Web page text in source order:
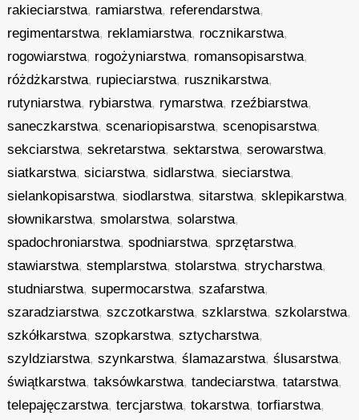
rakieciarstwa, ramiarstwa, referendarstwa,
regimentarstwa, reklamiarstwa, rocznikarstwa,
rogowiarstwa, rogożyniarstwa, romansopisarstwa,
różdżkarstwa, rupieciarstwa, rusznikarstwa,
rutyniarstwa, rybiarstwa, rymarstwa, rzeźbiarstwa,
saneczkarstwa,scenariopisarstwa,scenopisarstwa,
sekciarstwa,sekretarstwa,sektarstwa,serowarstwa,
siatkarstwa,siciarstwa,sidlarstwa,sieciarstwa,
sielankopisarstwa,siodlarstwa,sitarstwa,sklepikarstwa,
słownikarstwa,smolarstwa,solarstwa,
spadochroniarstwa,spodniarstwa,sprzętarstwa,
stawiarstwa,stemplarstwa,stolarstwa,strycharstwa,
studniarstwa,supermocarstwa,szafarstwa,
szaradziarstwa,szczotkarstwa,szklarstwa,szkolarstwa,
szkółkarstwa,szopkarstwa,sztycharstwa,
szyldziarstwa,szynkarstwa,ślamazarstwa,ślusarstwa,
świątkarstwa,taksówkarstwa,tandeciarstwa,tatarstwa,
telepajęczarstwa,tercjarstwa,tokarstwa,torfiarstwa,